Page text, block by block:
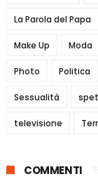
La Parola del Papa
Make Up Moda
Photo Politica
Sessualità
televisione
COMMENTI